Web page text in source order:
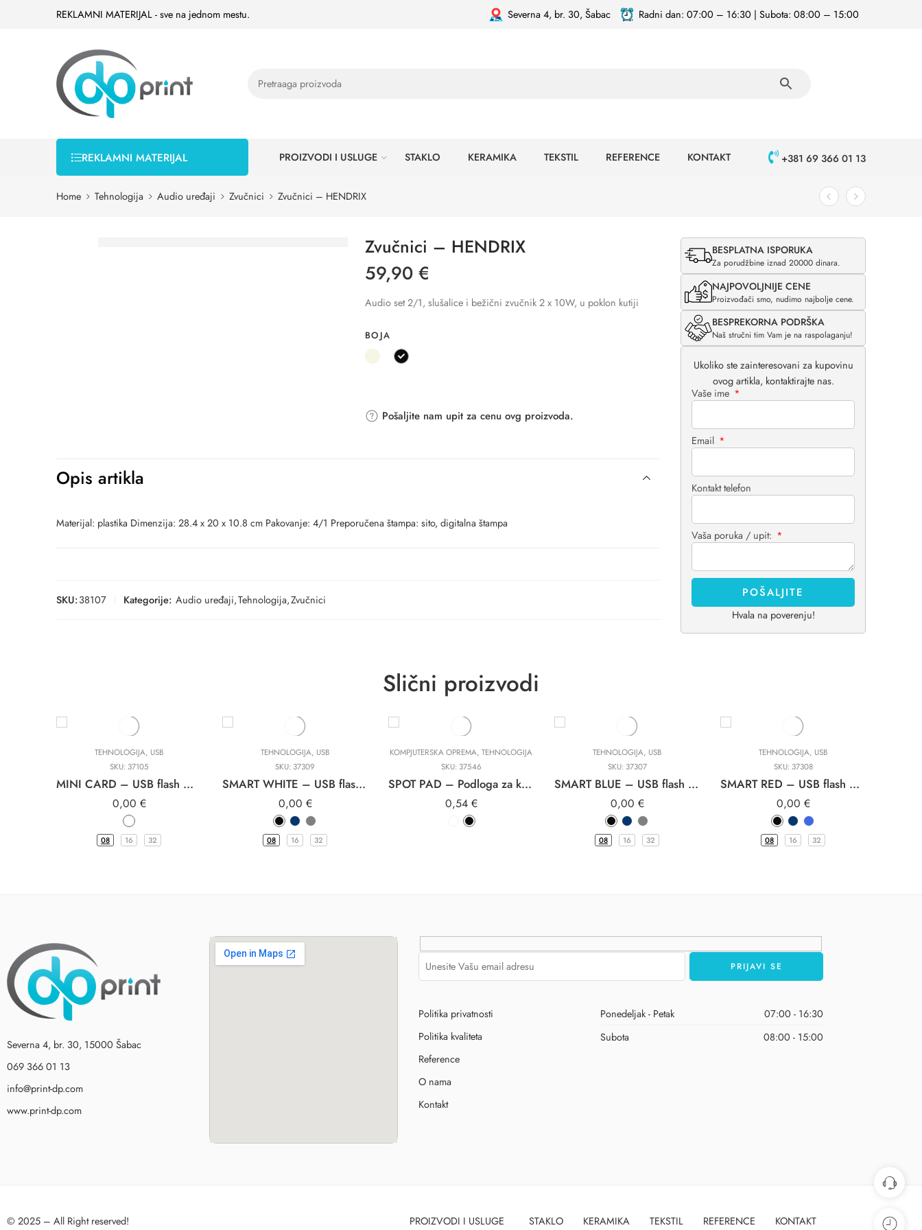
REKLAMNI MATERIJAL - sve na jednom mestu. Severna 4, br. 30, Šabac Radni dan: 07:00 – 16:30 | Subota: 08:00 – 15:00
REKLAMNI MATERIJAL PROIZVODI I USLUGE STAKLO KERAMIKA TEKSTIL REFERENCE KONTAKT +381 69 366 01 13
Home Tehnologija Audio uređaji Zvučnici Zvučnici – HENDRIX
Zvučnici – HENDRIX
59,90 €
Audio set 2/1, slušalice i bežični zvučnik 2 x 10W, u poklon kutiji
BOJA
Pošaljite nam upit za cenu ovg proizvoda.
Opis artikla
Materijal: plastika Dimenzija: 28.4 x 20 x 10.8 cm Pakovanje: 4/1 Preporučena štampa: sito, digitalna štampa
SKU:38107 Kategorije: Audio uređaji,Tehnologija,Zvučnici
BESPLATNA ISPORUKA
Za porudžbine iznad 20000 dinara.
NAJPOVOLJNIJE CENE
Proizvođači smo, nudimo najbolje cene.
BESPREKORNA PODRŠKA
Naš stručni tim Vam je na raspolaganju!
Ukoliko ste zainteresovani za kupovinu
ovog artikla, kontaktirajte nas.
Vaše ime
Email
Kontakt telefon
Vaša poruka / upit:
POŠALJITE
Hvala na poverenju!
Slični proizvodi
TEHNOLOGIJA, USB
SKU: 37105
MINI CARD – USB flash memorija
0,00 €
08 16 32
TEHNOLOGIJA, USB
SKU: 37309
SMART WHITE – USB flash memorija
0,00 €
08 16 32
KOMPJUTERSKA OPREMA, TEHNOLOGIJA
SKU: 37546
SPOT PAD – Podloga za kompjuterski miš
0,54 €
TEHNOLOGIJA, USB
SKU: 37307
SMART BLUE – USB flash memorija
0,00 €
08 16 32
TEHNOLOGIJA, USB
SKU: 37308
SMART RED – USB flash memorija
0,00 €
08 16 32
Severna 4, br. 30, 15000 Šabac
069 366 01 13
info@print-dp.com
www.print-dp.com
Politika privatnosti
Politika kvaliteta
Reference
O nama
Kontakt
Ponedeljak - Petak
07:00 - 16:30
Subota
08:00 - 15:00
© 2025 – All Right reserved! PROIZVODI I USLUGE STAKLO KERAMIKA TEKSTIL REFERENCE KONTAKT